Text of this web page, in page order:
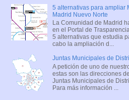
5 alternativas para ampliar
Madrid Nuevo Norte
La Comunidad de Madrid
en el Portal de
5 alternativas que estudia
cabo la ampliación d...
Juntas Municipales de
A petición de uno de
estas son las direcciones
Juntas Municipales de
Para más información ...